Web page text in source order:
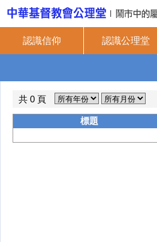
認識信仰 認識公理堂
共 0 頁
標題